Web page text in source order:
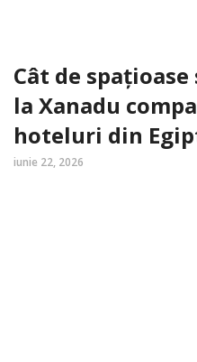
Cât de
la Xanadu
hoteluri din
iunie 22, 2026